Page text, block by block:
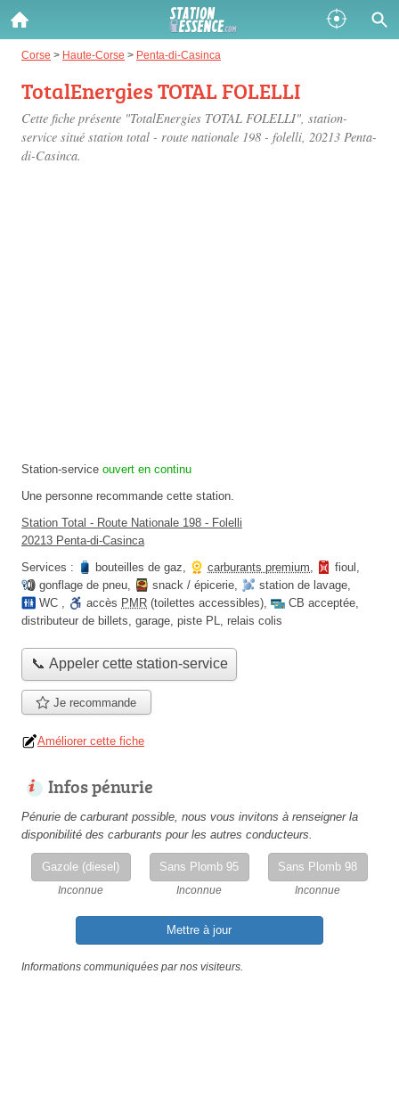
Corse > Haute-Corse > Penta-di-Casinca
TotalEnergies TOTAL FOLELLI
Cette fiche présente "TotalEnergies TOTAL FOLELLI", station-
service situé station total - route nationale 198 - folelli, 20213 Penta-
di-Casinca.
Station-service ouvert en continu
Une personne recommande cette station.
Station Total - Route Nationale 198 - Folelli
20213 Penta-di-Casinca
Services :
bouteilles de gaz, carburants premium, fioul ,
gonflage de pneu, snack / épicerie, station de lavage,
WC , accès PMR (toilettes accessibles), CB acceptée,
distributeur de billets, garage, piste PL, relais colis
📞 Appeler cette station-service
Je recommande
Améliorer cette fiche
Infos pénurie
Pénurie de carburant possible, nous vous invitons à renseigner la
disponibilité des carburants pour les autres conducteurs.
Gazole (diesel)
Inconnue
Sans Plomb 95
Inconnue
Sans Plomb 98
Inconnue
Mettre à jour
Informations communiquées par nos visiteurs.
Gazole :
Disponible Épuisé
SP 98 :